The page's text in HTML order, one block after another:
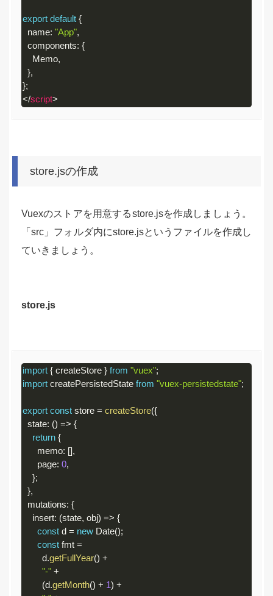
export default {
  name
: "App",
  components
: {
    Memo
,
},
};
</script>
xml)
store.jsの作成
Vuexのストアを用意するstore.jsを作成しましょう。
「src」フォルダ内にstore.jsというファイルを作成し
ていきましょう。
store.js
import { createStore } from "vuex";
import createPersistedState from "vuex-persistedstate";
export const store = createStore({
  state
: () => {
return {
      memo
: [],
      page
: 0,
};
},
  mutations
: {
    insert
: (state, obj) => {
const d = new Date();
const fmt =
        d
.getFullYear() +
"-" +
(d.getMonth() + 1) +